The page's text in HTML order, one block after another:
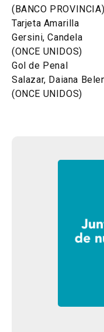
(BANCO PROVINCIA)
Tarjeta Amarilla
Gersini, Candela
(ONCE UNIDOS)
Gol de Penal
Salazar, Daiana
(ONCE UNIDOS)